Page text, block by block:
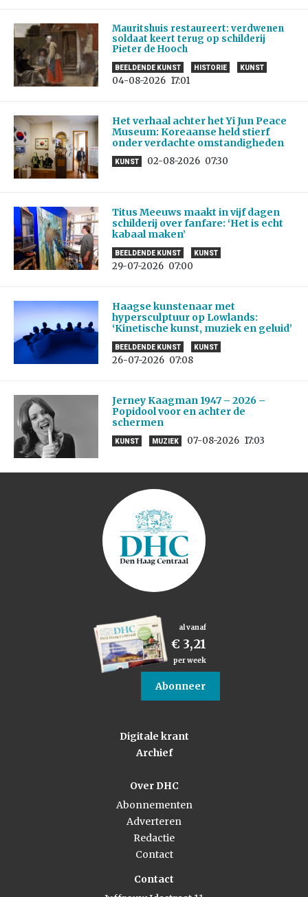
Mauritshuis restaureert: verdwenen
soldaat keert terug op schilderij
Pieter de Hooch
BEELDENDE KUNST HISTORIE KUNST
04-08-2026 17:01
Het verhaal achter het Yi Jun Peace
Museum: Koreaanse held stierf
onder verdachte omstandigheden
KUNST 02-08-2026 07:30
Titus Meeuws maakt in vijf dagen
schilderij over fanfare: ‘Het is echt
kabaal maken’
BEELDENDE KUNST KUNST
29-07-2026 07:00
Haagse kunstenaar met
hypersculptuur op Lowlands:
‘Kinetische kunst, muziek en geluid’
BEELDENDE KUNST KUNST
26-07-2026 07:08
Jerney Kaagman 1947 – 2026 –
Popidool voor en achter de
schermen
KUNST MUZIEK 07-08-2026 17:03
al vanaf
€ 3,21
per week
Abonneer
Digitale krant
Archief
Over DHC
Abonnementen
Adverteren
Redactie
Contact
Contact